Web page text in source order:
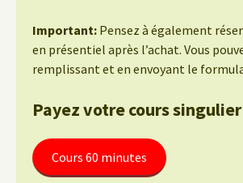
Important: Pensez à également
en présentiel après l’achat. Vous
remplissant et en envoyant le
Payez votre cours singulier
Cours 60 minutes